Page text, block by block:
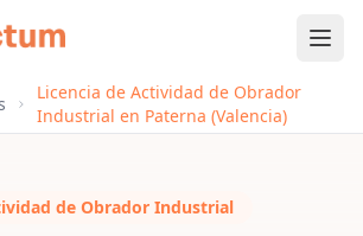
Licencia de Actividad de Obrador
Industrial en Paterna (Valencia)
de Obrador Industrial